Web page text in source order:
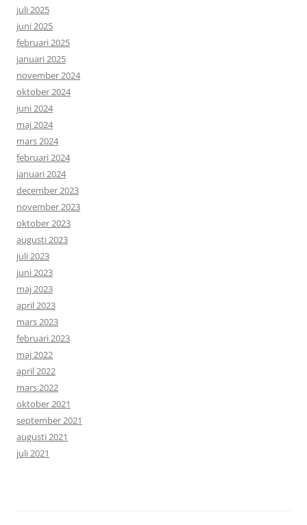
juli 2025
juni 2025
februari 2025
januari 2025
november 2024
oktober 2024
juni 2024
maj 2024
mars 2024
februari 2024
januari 2024
december 2023
november 2023
oktober 2023
augusti 2023
juli 2023
juni 2023
maj 2023
april 2023
mars 2023
februari 2023
maj 2022
april 2022
mars 2022
oktober 2021
september 2021
augusti 2021
juli 2021